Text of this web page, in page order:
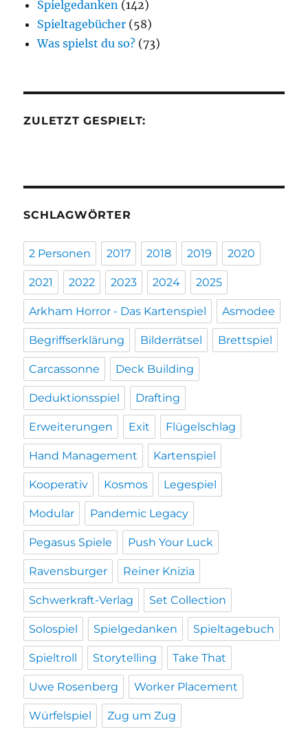
Spielgedanken (142)
Spieltagebücher (58)
Was spielst du so? (73)
ZULETZT GESPIELT:
SCHLAGWÖRTER
2 Personen 2017 2018 2019 2020
2021 2022 2023 2024 2025
Arkham Horror - Das Kartenspiel Asmodee
Begriffserklärung Bilderrätsel Brettspiel
Carcassonne Deck Building
Deduktionsspiel Drafting
Erweiterungen Exit Flügelschlag
Hand Management Kartenspiel
Kooperativ Kosmos Legespiel
Modular Pandemic Legacy
Pegasus Spiele Push Your Luck
Ravensburger Reiner Knizia
Schwerkraft-Verlag Set Collection
Solospiel Spielgedanken Spieltagebuch
Spieltroll Storytelling Take That
Uwe Rosenberg Worker Placement
Würfelspiel Zug um Zug